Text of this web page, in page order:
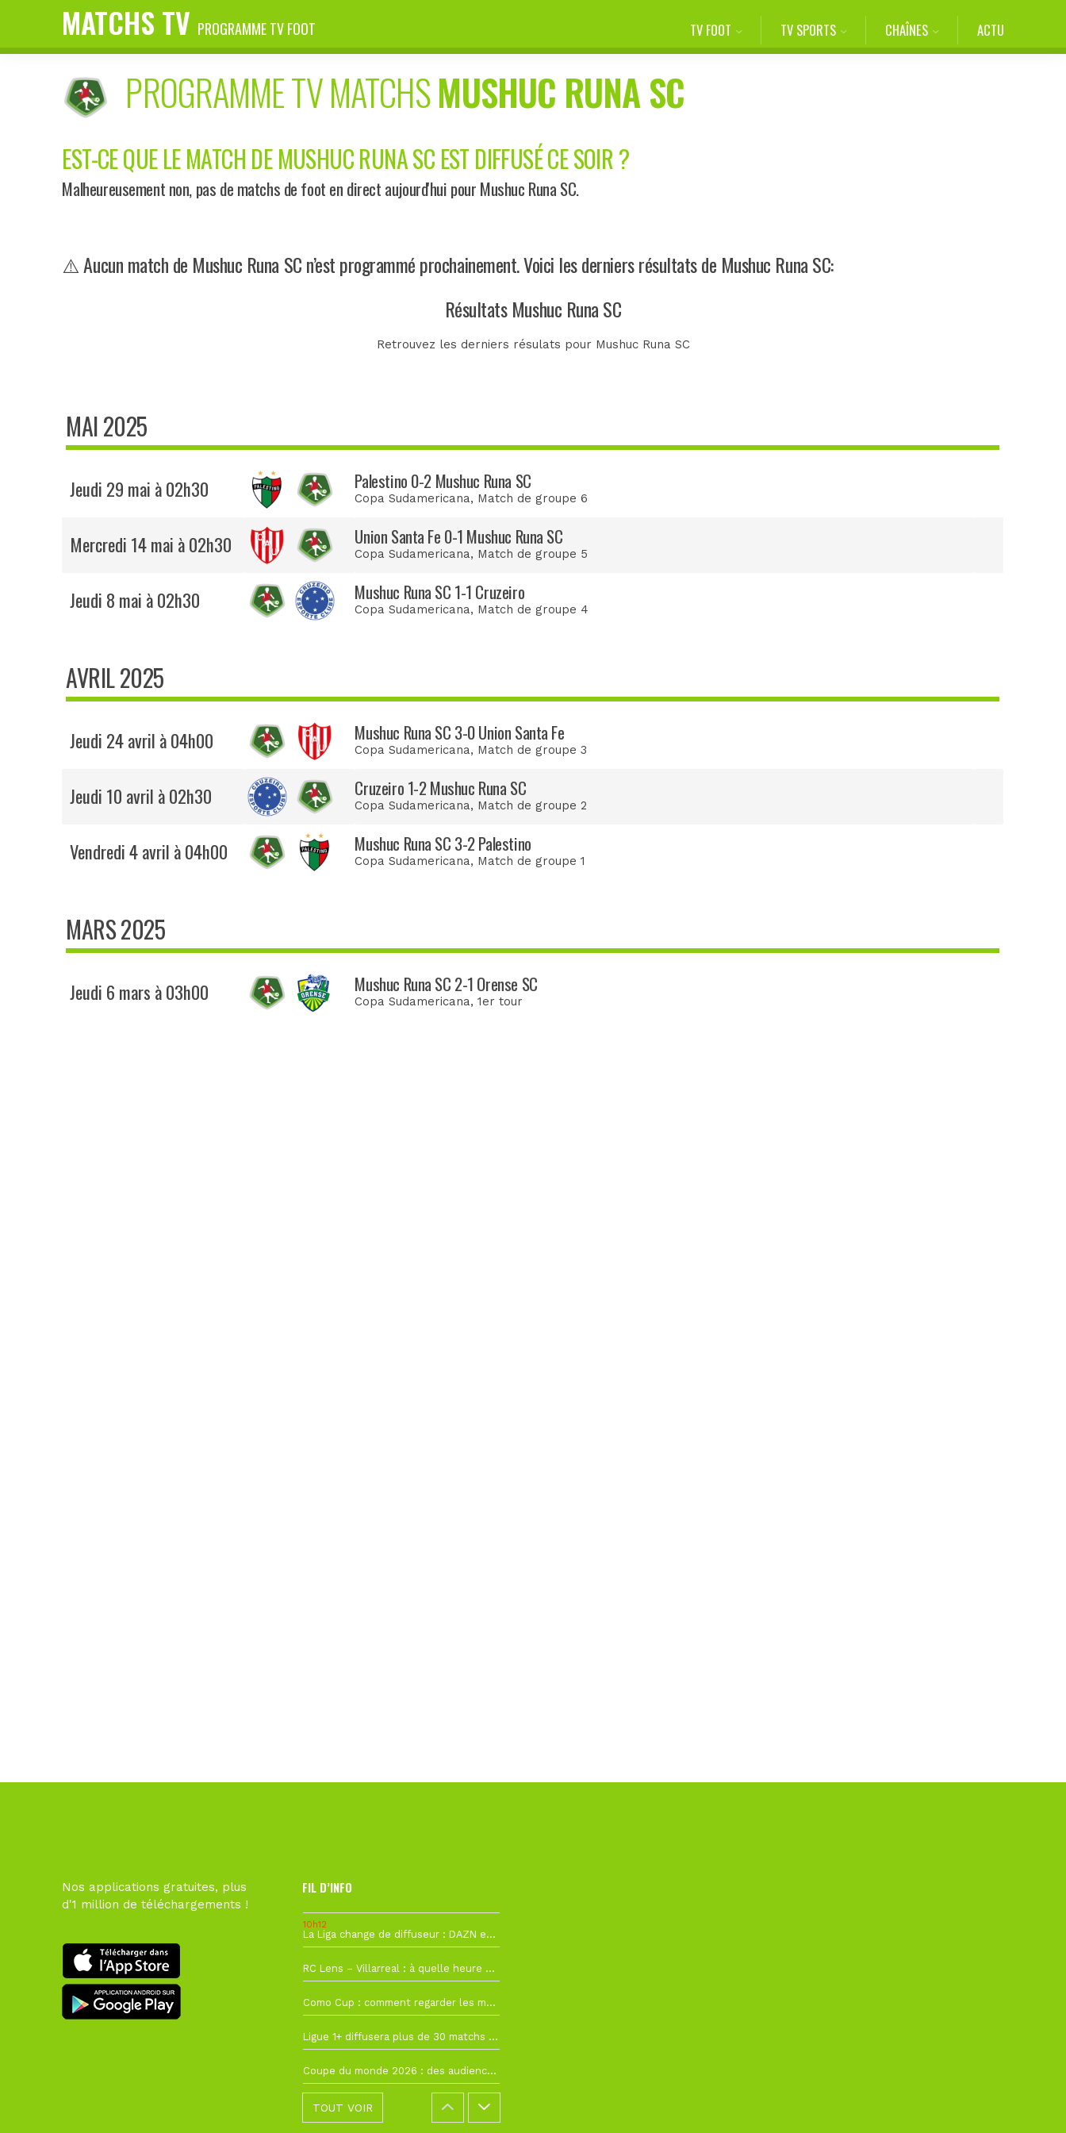
MATCHS TV PROGRAMME TV FOOT TV FOOT TV SPORTS CHAÎNES ACTU
PROGRAMME TV MATCHSMUSHUC RUNA SC
EST-CE QUE LE MATCH DE MUSHUC RUNA SC EST DIFFUSÉ CE SOIR ?
Malheureusement non, pas de matchs de foot en direct aujourd'hui pour Mushuc Runa SC.
⚠️ Aucun match de Mushuc Runa SC n’est programmé prochainement. Voici les derniers résultats de Mushuc Runa SC:
Résultats Mushuc Runa SC
Retrouvez les derniers résulats pour Mushuc Runa SC
MAI 2025
Jeudi 29 mai à 02h30 Palestino 0-2 Mushuc Runa SC
Copa Sudamericana, Match de groupe 6
Mercredi 14 mai à 02h30 Union Santa Fe 0-1 Mushuc Runa SC
Copa Sudamericana, Match de groupe 5
Jeudi 8 mai à 02h30 Mushuc Runa SC 1-1 Cruzeiro
Copa Sudamericana, Match de groupe 4
AVRIL 2025
Jeudi 24 avril à 04h00 Mushuc Runa SC 3-0 Union Santa Fe
Copa Sudamericana, Match de groupe 3
Jeudi 10 avril à 02h30 Cruzeiro 1-2 Mushuc Runa SC
Copa Sudamericana, Match de groupe 2
Vendredi 4 avril à 04h00 Mushuc Runa SC 3-2 Palestino
Copa Sudamericana, Match de groupe 1
MARS 2025
Jeudi 6 mars à 03h00 Mushuc Runa SC 2-1 Orense SC
Copa Sudamericana, 1er tour
Nos applications gratuites, plus
d'1 million de téléchargements !
FIL D’INFO
10h12
La Liga change de diffuseur : DAZN et Disney+ remplacent beIN Sports !
RC Lens – Villarreal : à quelle heure et sur quelle chaîne voir la finale de la Como Cup ?
Como Cup : comment regarder les matchs du RC Lens en direct ?
Ligue 1+ diffusera plus de 30 matchs amicaux avant la reprise de la Ligue 1
Coupe du monde 2026 : des audiences record, mais M6 devrait perdre très gros !
TOUT VOIR